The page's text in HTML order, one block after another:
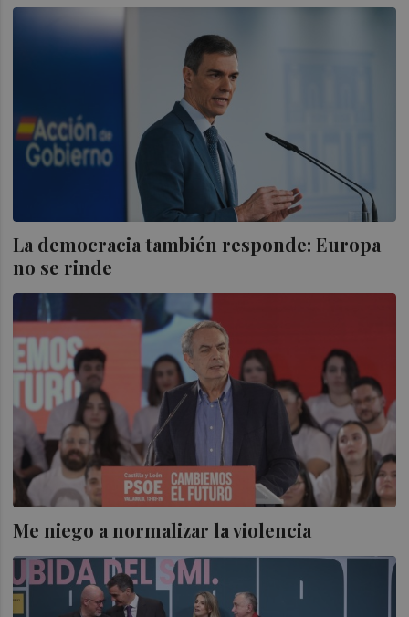
La democracia también responde: Europa
no se rinde
Me niego a normalizar la violencia